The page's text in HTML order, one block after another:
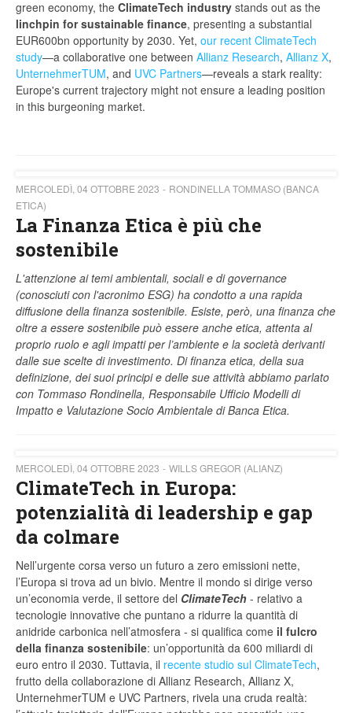
green economy, the ClimateTech industry stands out as the
linchpin for sustainable finance, presenting a substantial
EUR600bn opportunity by 2030. Yet, our recent ClimateTech
study—a collaborative one between Allianz Research, Allianz X,
UnternehmerTUM, and UVC Partners—reveals a stark reality:
Europe's current trajectory might not ensure a leading position
in this burgeoning market.
MERCOLEDÌ, 04 OTTOBRE 2023
RONDINELLA TOMMASO (BANCA
ETICA)
La Finanza Etica è più che
sostenibile
L'attenzione ai temi ambientali, sociali e di governance
(conosciuti con l'acronimo ESG) ha condotto a una rapida
diffusione della finanza sostenibile. Esiste, però, una finanza che
oltre a essere sostenibile può essere anche etica, attenta al
proprio ruolo e agli impatti per l’ambiente e la società derivanti
dalle sue scelte di investimento. Di finanza etica, della sua
definizione, dei suoi principi e delle sue attività abbiamo parlato
con Tommaso Rondinella, Responsabile Ufficio Modelli di
Impatto e Valutazione Socio Ambientale di Banca Etica.
MERCOLEDÌ, 04 OTTOBRE 2023 WILLS GREGOR (ALIANZ)
ClimateTech in Europa:
potenzialità di leadership e gap
da colmare
Nell’urgente corsa verso un futuro a zero emissioni nette,
l’Europa si trova ad un bivio. Mentre il mondo si dirige verso
un’economia verde, il settore del ClimateTech - relativo a
tecnologie innovative che puntano a ridurre la quantità di
anidride carbonica nell’atmosfera - si qualifica come il fulcro
della finanza sostenibile: un’opportunità da 600 miliardi di
euro entro il 2030. Tuttavia, il recente studio sul ClimateTech,
frutto della collaborazione di Allianz Research, Allianz X,
UnternehmerTUM e UVC Partners, rivela una cruda realtà: